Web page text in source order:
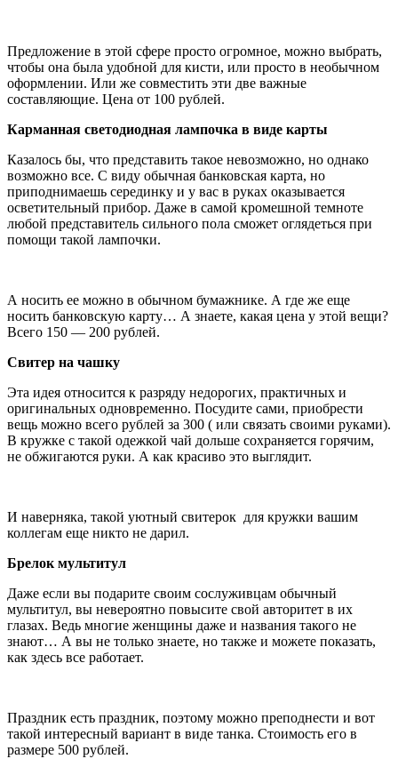
Предложение в этой сфере просто огромное, можно выбрать,
чтобы она была удобной для кисти, или просто в необычном
оформлении. Или же совместить эти две важные
составляющие. Цена от 100 рублей.
Карманная светодиодная лампочка в виде карты
Казалось бы, что представить такое невозможно, но однако
возможно все. С виду обычная банковская карта, но
приподнимаешь серединку и у вас в руках оказывается
осветительный прибор. Даже в самой кромешной темноте
любой представитель сильного пола сможет оглядеться при
помощи такой лампочки.
А носить ее можно в обычном бумажнике. А где же еще
носить банковскую карту… А знаете, какая цена у этой вещи?
Всего 150 — 200 рублей.
Свитер на чашку
Эта идея относится к разряду недорогих, практичных и
оригинальных одновременно. Посудите сами, приобрести
вещь можно всего рублей за 300 ( или связать своими руками).
В кружке с такой одежкой чай дольше сохраняется горячим,
не обжигаются руки. А как красиво это выглядит.
И наверняка, такой уютный свитерок для кружки вашим
коллегам еще никто не дарил.
Брелок мультитул
Даже если вы подарите своим сослуживцам обычный
мультитул, вы невероятно повысите свой авторитет в их
глазах. Ведь многие женщины даже и названия такого не
знают… А вы не только знаете, но также и можете показать,
как здесь все работает.
Праздник есть праздник, поэтому можно преподнести и вот
такой интересный вариант в виде танка. Стоимость его в
размере 500 рублей.